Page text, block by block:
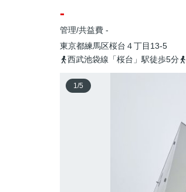
-
管理/共益費 -
東京都練馬区桜台 ４丁目13-5
西武池袋線「桜台」駅徒歩5分
1/5